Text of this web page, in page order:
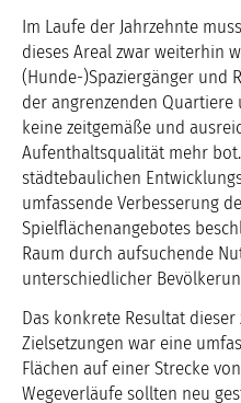
Im Laufe der Jahrzehnte
dieses Areal zwar weiterhin
(Hunde-)Spaziergänger und
der angrenzenden
keine zeitgemäße und
Aufenthaltsqualität mehr
städtebaulichen
umfassende Verbesserung
Spielflächenangebotes
Raum durch aufsuchende
unterschiedlicher
Das konkrete Resultat
Zielsetzungen war eine
Flächen auf einer Strecke
Wegeverläufe sollten neu